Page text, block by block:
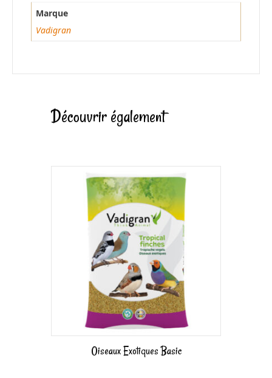
kMarque
Vadigran
Découvrir également
Oiseaux Exotiques Basic